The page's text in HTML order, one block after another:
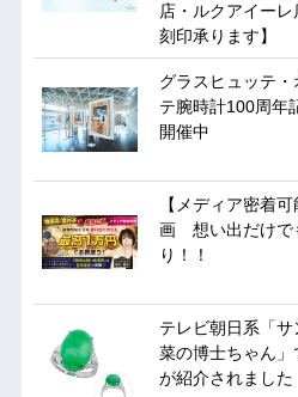
店・ルクアイー
刻印承ります】
グラスヒュッテ
テ腕時計100周
開催中
【メディア密着
画 想い出だけで
り！！
テレビ朝日系「
菜の博士ちゃん」
が紹介されました